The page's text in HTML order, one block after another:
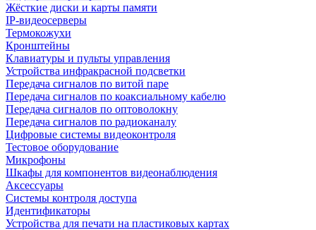
Жёсткие диски и карты памяти
IP-видеосерверы
Термокожухи
Кронштейны
Клавиатуры и пульты управления
Устройства инфракрасной подсветки
Передача сигналов по витой паре
Передача сигналов по коаксиальному кабелю
Передача сигналов по оптоволокну
Передача сигналов по радиоканалу
Цифровые системы видеоконтроля
Тестовое оборудование
Микрофоны
Шкафы для компонентов видеонаблюдения
Аксессуары
Системы контроля доступа
Идентификаторы
Устройства для печати на пластиковых картах